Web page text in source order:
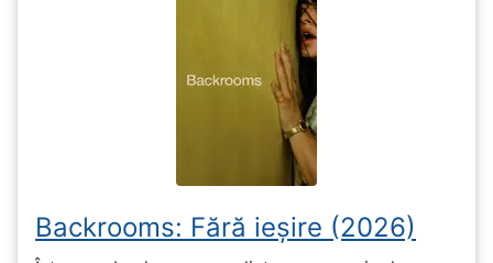
Backrooms: Fără ieșire (2026)